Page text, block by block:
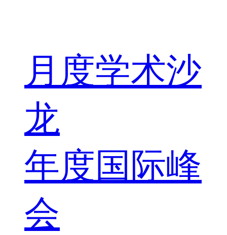
月度学术沙
龙
年度国际峰
会